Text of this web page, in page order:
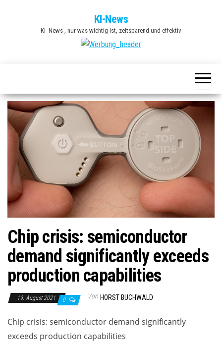
KI-News
Ki- News , nur was wichtig ist, zeitsparend und effektiv
Chip crisis: semiconductor
demand significantly exceeds
production capabilities
19. August 2021 0 Von HORST BUCHWALD
Chip crisis: semiconductor demand significantly
exceeds production capabilities